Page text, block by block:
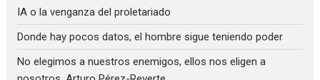
IA o la venganza del proletariado
Donde hay pocos datos, el hombre sigue teniendo poder
No elegimos a nuestros enemigos, ellos nos eligen a